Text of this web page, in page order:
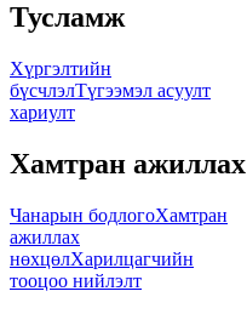
Тусламж
Хүргэлтийн
бүсчлэлТүгээмэл асуулт
хариулт
Хамтран ажиллах
Чанарын бодлогоХамтран
ажиллах
нөхцөлХарилцагчийн
тооцоо нийлэлт